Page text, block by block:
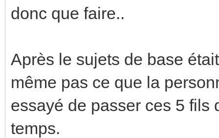
donc que faire..
Après le sujets de base
même pas ce que la
essayé de passer ces 5 fils
temps.